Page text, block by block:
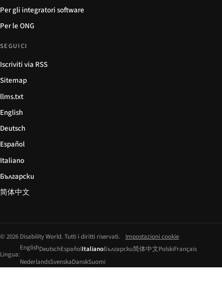
Per gli integratori software
Per le ONG
SEGUICI
Iscriviti via RSS
Sitemap
llms.txt
English
Deutsch
Español
Italiano
Български
简体中文
© 2026 Disability World. Tutti i diritti riservati. Impostazioni cookie
Lingua:
EnglishDeutschEspañolItalianoБългарски简体中文PolskiFrançais
NederlandsSvenskaDanskSuomi